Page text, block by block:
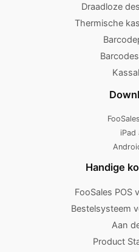
Draadloze
Thermische
iPad
Handige
FooSales POS
Bestelsysteem
Aan
Product